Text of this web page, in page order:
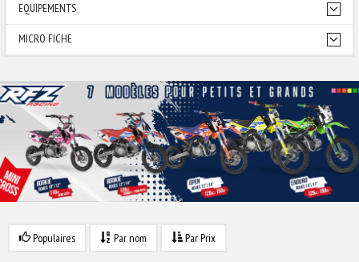
EQUIPEMENTS
MICRO FICHE
Populaires Par nom Par Prix